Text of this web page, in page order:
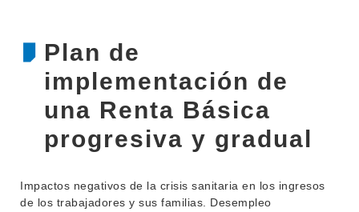
Plan de
implementación de
una Renta Básica
progresiva y gradual
Impactos negativos de la crisis sanitaria en los ingresos
de los trabajadores y sus familias. Desempleo